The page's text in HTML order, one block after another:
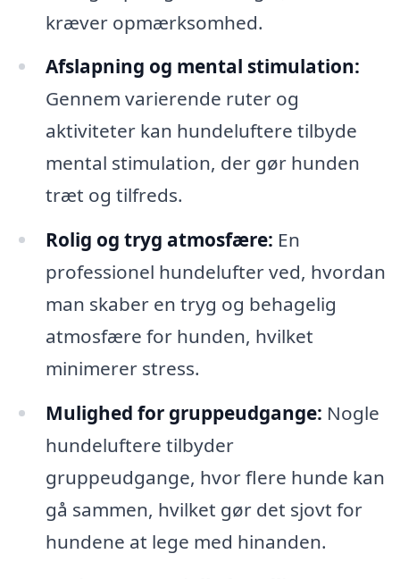
kræver opmærksomhed.
Afslapning og mental stimulation:
Gennem varierende ruter og
aktiviteter kan hundeluftere tilbyde
mental stimulation, der gør hunden
træt og tilfreds.
Rolig og tryg atmosfære: En
professionel hundelufter ved, hvordan
man skaber en tryg og behagelig
atmosfære for hunden, hvilket
minimerer stress.
Mulighed for gruppeudgange: Nogle
hundeluftere tilbyder
gruppeudgange, hvor flere hunde kan
gå sammen, hvilket gør det sjovt for
hundene at lege med hinanden.